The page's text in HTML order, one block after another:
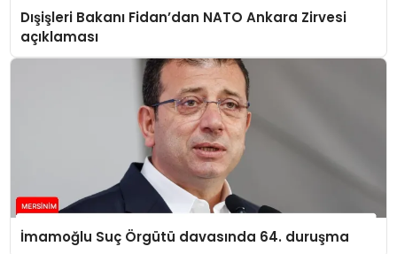
Dışişleri Bakanı Fidan’dan NATO Ankara Zirvesi
açıklaması
İmamoğlu Suç Örgütü davasında 64. duruşma